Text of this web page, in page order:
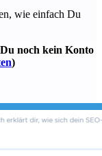
wie einfach Du
noch kein Konto
)